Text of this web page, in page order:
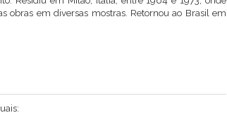
obras em diversas mostras. Retornou ao Brasil em